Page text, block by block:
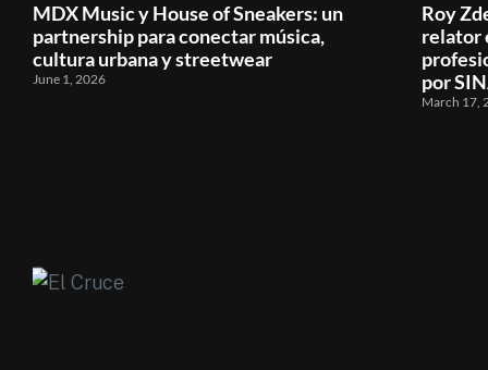
MDX Music y House of Sneakers: un
partnership para conectar música,
cultura urbana y streetwear
June 1, 2026
Roy
relator
por
March 17,